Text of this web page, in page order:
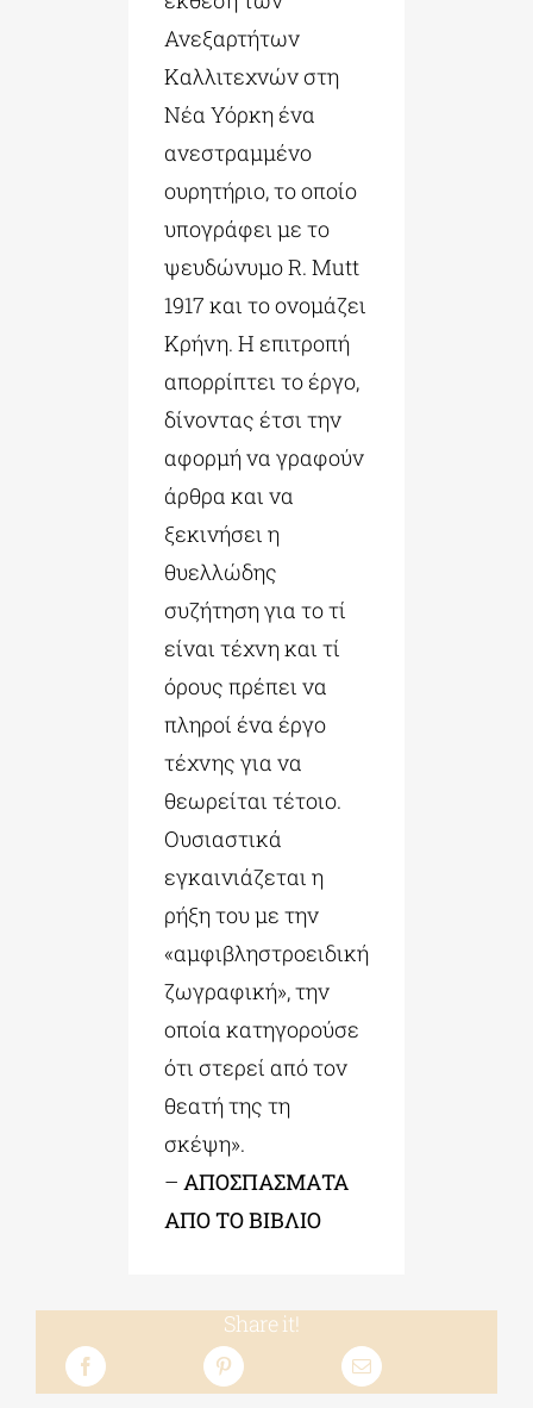
Ανεξαρτήτων
Καλλιτεχνών στη
Νέα Υόρκη ένα
ανεστραμμένο
ουρητήριο, το οποίο
υπογράφει με το
ψευδώνυμο R. Mutt
1917 και το ονομάζει
Κρήνη. Η επιτροπή
απορρίπτει το έργο,
δίνοντας έτσι την
αφορμή να γραφούν
άρθρα και να
ξεκινήσει η
θυελλώδης
συζήτηση για το τί
είναι τέχνη και τί
όρους πρέπει να
πληροί ένα έργο
τέχνης για να
θεωρείται τέτοιο.
Ουσιαστικά
εγκαινιάζεται η
ρήξη του με την
«αμφιβληστροειδική
ζωγραφική», την
οποία κατηγορούσε
ότι στερεί από τον
θεατή της τη
σκέψη».
– ΑΠΟΣΠΑΣΜΑΤΑ
ΑΠΟ ΤΟ ΒΙΒΛΙΟ
Share it!